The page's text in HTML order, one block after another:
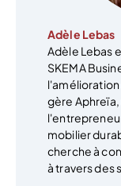
Adèle Lebas
Adèle Lebas
SKEMA
l'amélioration
gère
mobilier
cherche à
à travers des